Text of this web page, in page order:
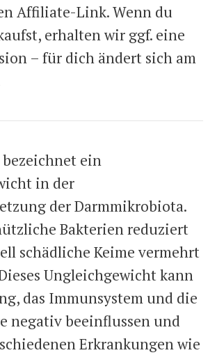
Affiliate-Link. Wenn du
erhalten wir ggf. eine
– für dich ändert sich am
bezeichnet ein
in der
der Darmmikrobiota.
Bakterien reduziert
schädliche Keime vermehrt
Ungleichgewicht kann
das Immunsystem und die
negativ beeinflussen und
Erkrankungen wie